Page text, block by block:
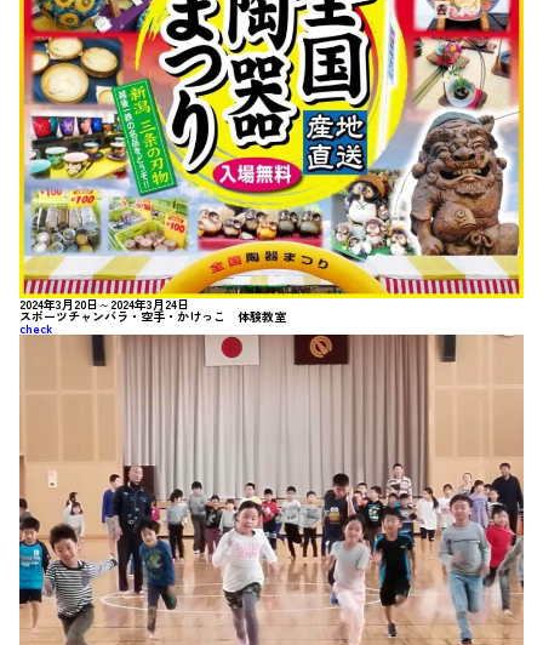
2024年3月20日～2024年3月24日
スポーツチャンバラ・空手・かけっこ 体験教室
check